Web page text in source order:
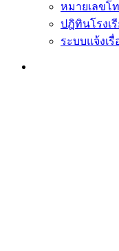
หมายเลขโ
ปฎิทินโรงเ
ระบบแจ้งเรื่